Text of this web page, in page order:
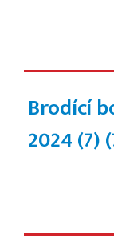
Brodící
2024 (7)